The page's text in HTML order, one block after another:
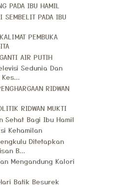
PADA IBU HAMIL
SEMBELIT PADA IBU
PEMBUKA
AIR PUTIH
Sedunia Dan
RIDWAN
RIDWAN MUKTI
Sehat Bagi Ibu Hamil
Kehamilan
Ditetapkan
B...
Mengandung Kalori
Batik Besurek